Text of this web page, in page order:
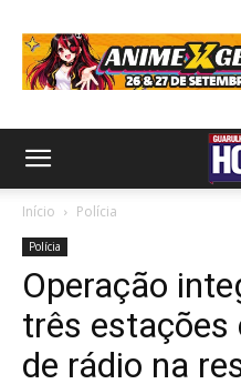
Início Polícia
Polícia
Operação
três estações
de rádio na